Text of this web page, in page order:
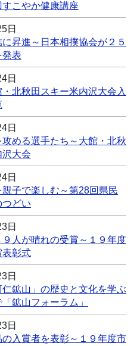
こやか健康講座
日
昇進～日本相撲協会が２５
発表
日
北秋田スキー米内沢大会入
日
める選手たち～大館・北秋
沢大会
日
親子で楽しむ～第28回県民
どい
日
９人が晴れの受賞～１９年度
表彰式
日
鉱山」の歴史と文化を学ぶ
鉱山フォーラム」
日
の入賞者を表彰～１９年度市